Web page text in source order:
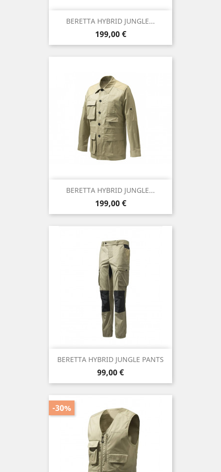
BERETTA HYBRID JUNGLE...
Precio
199,00 €
BERETTA HYBRID JUNGLE...
Precio
199,00 €
BERETTA HYBRID JUNGLE PANTS
Precio
99,00 €
-30%